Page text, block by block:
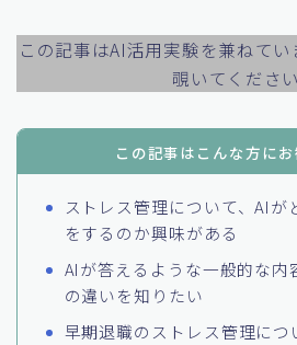
この記事はAI活用実験を兼ねて
覗いてください
この記事はこんな方に
ストレス管理について、AIが
をするのか興味がある
AIが答えるような一般的な内
の違いを知りたい
早期退職のストレス管理につ